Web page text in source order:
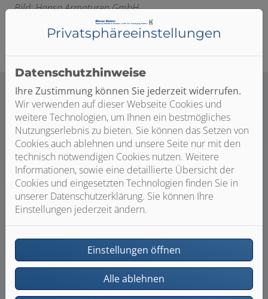
Bild: Hansa Armaturen GmbH
Bild: Hansa Armaturen GmbH
Privatsphäre­einstellungen
Datenschutzhinweise
Ihre Zustimmung können Sie jederzeit widerrufen.
Wir verwenden auf dieser Webseite Cookies und
weitere Technologien, um Ihnen ein bestmögliches
Nutzungserlebnis zu bieten. Sie können das Setzen von
Cookies auch ablehnen und unsere Seite nur mit den
technisch notwendigen Cookies nutzen. Weitere
Informationen, sowie eine detaillierte Übersicht der
Cookies und eingesetzten Technologien finden Sie in
unserer Datenschutzerklärung. Sie können Ihre
Einstellungen jederzeit ändern.
Einstellungen öffnen
Alle ablehnen